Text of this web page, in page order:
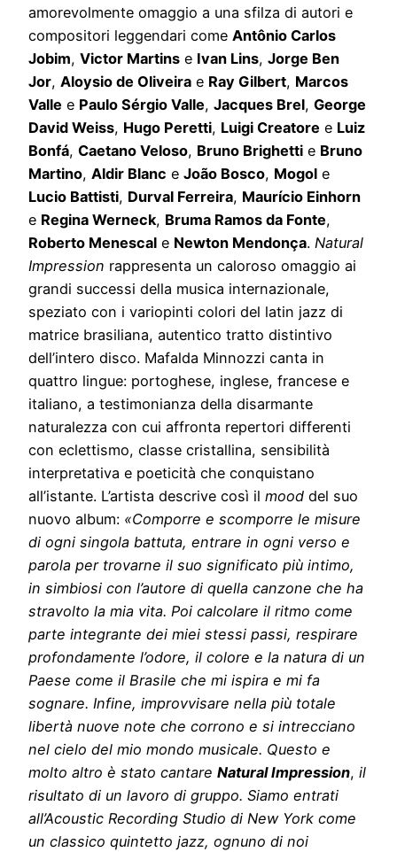
amorevolmente omaggio a una sfilza di autori e
compositori leggendari come Antônio Carlos
Jobim, Victor Martins e Ivan Lins, Jorge Ben
Jor, Aloysio de Oliveira e Ray Gilbert, Marcos
Valle e Paulo Sérgio Valle, Jacques Brel, George
David Weiss, Hugo Peretti, Luigi Creatore e Luiz
Bonfá, Caetano Veloso, Bruno Brighetti e Bruno
Martino, Aldir Blanc e João Bosco, Mogol e
Lucio Battisti, Durval Ferreira, Maurício Einhorn
e Regina Werneck, Bruma Ramos da Fonte,
Roberto Menescal e Newton Mendonça. Natural
Impression rappresenta un caloroso omaggio ai
grandi successi della musica internazionale,
speziato con i variopinti colori del latin jazz di
matrice brasiliana, autentico tratto distintivo
dell’intero disco. Mafalda Minnozzi canta in
quattro lingue: portoghese, inglese, francese e
italiano, a testimonianza della disarmante
naturalezza con cui affronta repertori differenti
con eclettismo, classe cristallina, sensibilità
interpretativa e poeticità che conquistano
all’istante. L’artista descrive così il mood del suo
nuovo album: «Comporre e scomporre le misure
di ogni singola battuta, entrare in ogni verso e
parola per trovarne il suo significato più intimo,
in simbiosi con l’autore di quella canzone che ha
stravolto la mia vita. Poi calcolare il ritmo come
parte integrante dei miei stessi passi, respirare
profondamente l’odore, il colore e la natura di un
Paese come il Brasile che mi ispira e mi fa
sognare. Infine, improvvisare nella più totale
libertà nuove note che corrono e si intrecciano
nel cielo del mio mondo musicale. Questo e
molto altro è stato cantare Natural Impression, il
risultato di un lavoro di gruppo. Siamo entrati
all’Acoustic Recording Studio di New York come
un classico quintetto jazz, ognuno di noi